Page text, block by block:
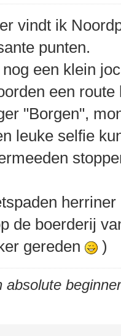
vindt ik
punten.
nog een klein
een
"Borgen",
leuke selfie
de boerderij
gereden
)
absolute